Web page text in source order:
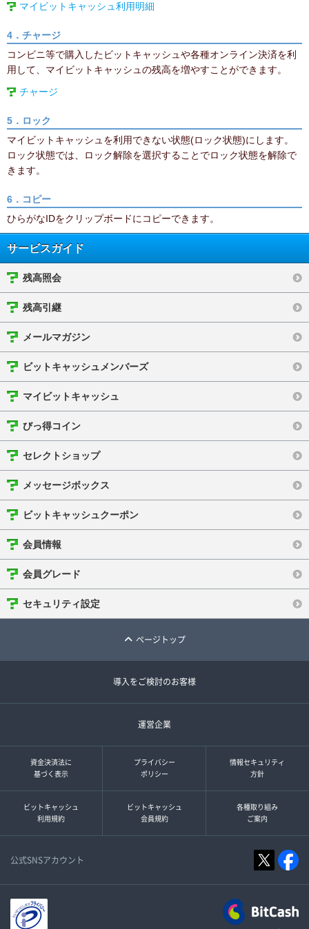
マイビットキャッシュ利用明細
4．チャージ
コンビニ等で購入したビットキャッシュや各種オンライン決済を利
用して、マイビットキャッシュの残高を増やすことができます。
チャージ
5．ロック
マイビットキャッシュを利用できない状態(ロック状態)にします。
ロック状態では、ロック解除を選択することでロック状態を解除で
きます。
6．コピー
ひらがなIDをクリップボードにコピーできます。
サービスガイド
残高照会
残高引継
メールマガジン
ビットキャッシュメンバーズ
マイビットキャッシュ
びっ得コイン
セレクトショップ
メッセージボックス
ビットキャッシュクーポン
会員情報
会員グレード
セキュリティ設定
ページトップ
導入をご検討のお客様
運営企業
資金決済法に
基づく表示
プライバシー
ポリシー
情報セキュリティ
方針
ビットキャッシュ
利用規約
ビットキャッシュ
会員規約
各種取り組み
ご案内
公式SNSアカウント